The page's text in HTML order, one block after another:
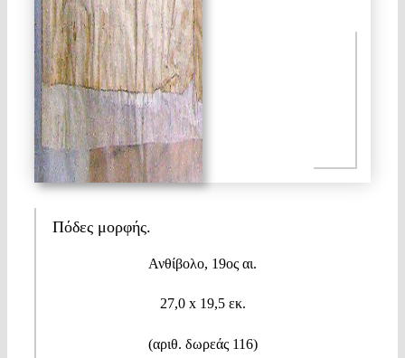
Πόδες μορφής.
Ανθίβολο, 19ος αι.
27,0 x19,5 εκ.
(αριθ. δωρεάς 116)